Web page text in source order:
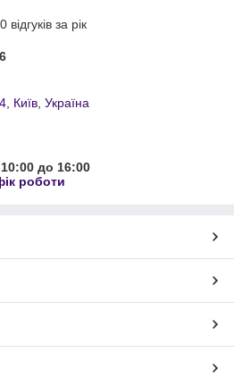
за рік
Київ, Україна
до 16:00
роботи